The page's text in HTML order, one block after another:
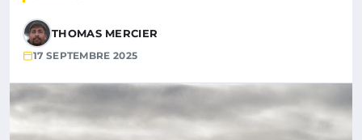
THOMAS MERCIER
17 SEPTEMBRE 2025